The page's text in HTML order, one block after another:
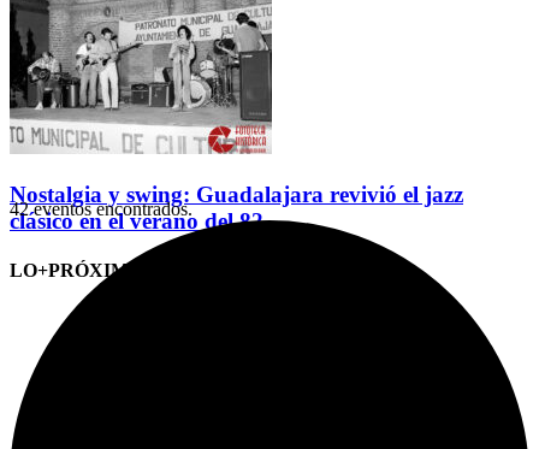
Nostalgia y swing: Guadalajara revivió el jazz
clásico en el verano del 82
LO+PRÓXIMO (CITAS)
42 eventos encontrados.